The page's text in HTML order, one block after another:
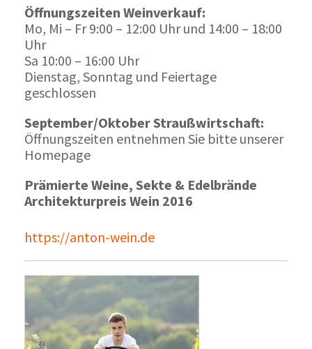
Öffnungszeiten Weinverkauf:
Mo, Mi – Fr 9:00 – 12:00 Uhr und 14:00 – 18:00
Uhr
Sa 10:00 – 16:00 Uhr
Dienstag, Sonntag und Feiertage
geschlossen
September/Oktober Straußwirtschaft:
Öffnungszeiten entnehmen Sie bitte unserer
Homepage
Prämierte Weine, Sekte & Edelbrände
Architekturpreis Wein 2016
https://anton-wein.de